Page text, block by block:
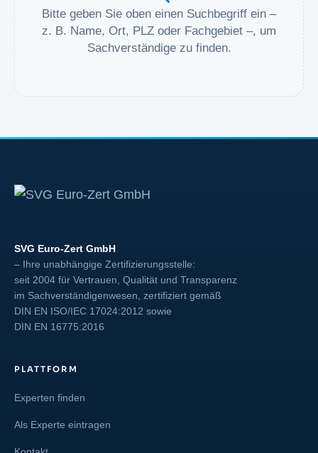
Bitte geben Sie oben einen Suchbegriff ein –
z. B. Name, Ort, PLZ oder Fachgebiet –, um
Sachverständige zu finden.
SVG Euro-Zert GmbH
– Ihre unabhängige Zertifizierungsstelle:
seit 2004 für Vertrauen, Qualität und Transparenz
im Sachverständigenwesen, zertifiziert gemäß
DIN EN ISO/IEC 17024:2012 sowie
DIN EN 16775:2016
PLATTFORM
Experten finden
Als Experte eintragen